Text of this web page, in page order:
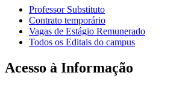
Professor Substituto
Contrato temporário
Vagas de Estágio Remunerado
Todos os Editais do campus
Acesso à Informação